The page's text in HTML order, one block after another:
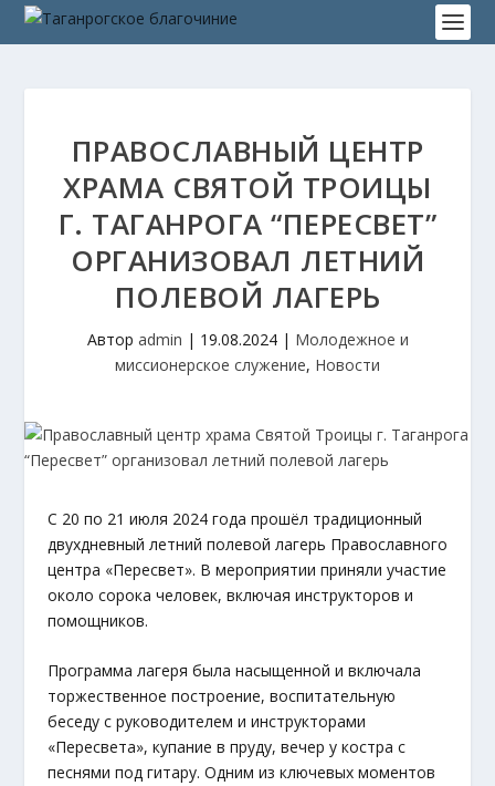
ПРАВОСЛАВНЫЙ ЦЕНТР
ХРАМА СВЯТОЙ ТРОИЦЫ
Г. ТАГАНРОГА “ПЕРЕСВЕТ”
ОРГАНИЗОВАЛ ЛЕТНИЙ
ПОЛЕВОЙ ЛАГЕРЬ
Автор admin | 19.08.2024| Молодежное и
миссионерское служение, Новости
С 20 по 21 июля 2024 года прошёл традиционный
двухдневный летний полевой лагерь Православного
центра «Пересвет». В мероприятии приняли участие
около сорока человек, включая инструкторов и
помощников.
Программа лагеря была насыщенной и включала
торжественное построение, воспитательную
беседу с руководителем и инструкторами
«Пересвета», купание в пруду, вечер у костра с
песнями под гитару. Одним из ключевых моментов